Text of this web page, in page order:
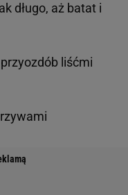
długo, aż batat i
liśćmi